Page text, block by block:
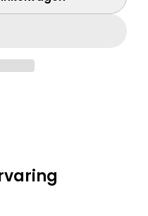
Tosca Groot -
TV-Meubel Tosca